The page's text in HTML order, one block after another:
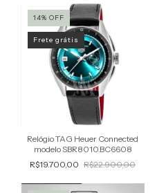
14% OFF
Frete grátis
Relógio TAG Heuer Connected
modelo SBR8010.BC6608
R$19.700,00 R$22.900,00